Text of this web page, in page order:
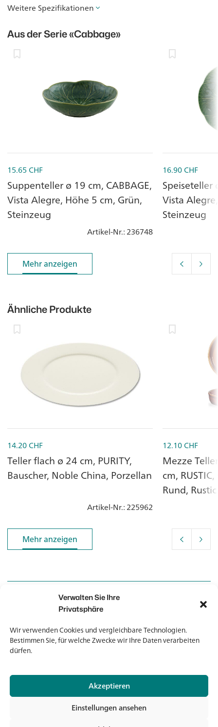
Verwalten Sie Ihre
Privatsphäre
Wir verwenden Cookies und vergleichbare Technologien.
Bestimmen Sie, für welche Zwecke wir Ihre Daten verarbeiten
dürfen.
Akzeptieren
Einstellungen ansehen
Weitere Spezifikationen
Aus der Serie«Cabbage»
15.65 CHF
Suppenteller ø 19 cm, CABBAGE,
Vista Alegre, Höhe 5 cm, Grün,
Steinzeug
Artikel-Nr.: 236748
16.90CHF
Speiseteller
Vista
Steinzeug
Mehr anzeigen
Mehr anzeigen
Ähnliche Produkte
14.20CHF
Teller flach ø 24 cm, PURITY,
Bauscher, Noble China, Porzellan
Artikel-Nr.: 225962
12.10CHF
Mezze
cm,
Rund,
Mehr anzeigen
Mehr anzeigen
Kontakt
Kontakt
Newsletter
Newsletter
© 2026 Banholzer AG
Impressum